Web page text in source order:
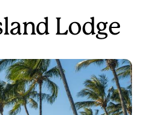
Lodge